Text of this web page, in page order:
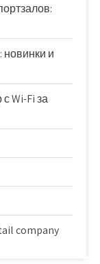
и
Wi-Fi за
company